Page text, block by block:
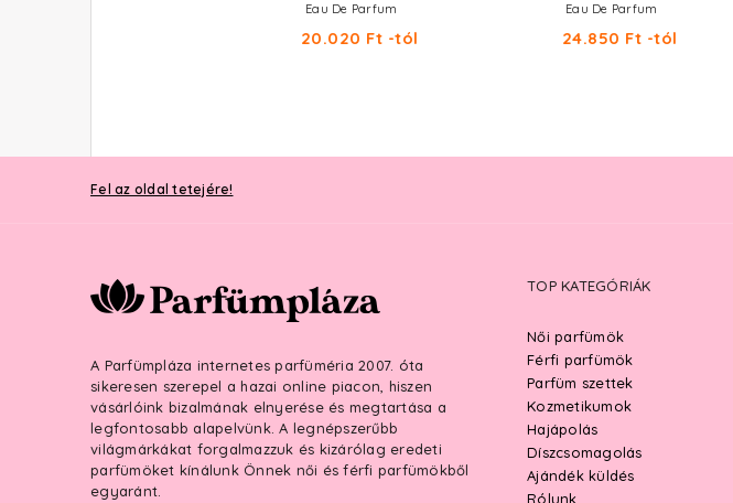
Eau De Parfum
20.020 Ft -tól
Eau De Parfum
24.850 Ft -tól
Fel az oldal tetejére!
A Parfümpláza internetes parfüméria 2007. óta
sikeresen szerepel a hazai online piacon, hiszen
vásárlóink bizalmának elnyerése és megtartása a
legfontosabb alapelvünk. A legnépszerűbb
világmárkákat forgalmazzuk és kizárólag eredeti
parfümöket kínálunk Önnek női és férfi parfümökből
egyaránt.
TOP KATEGÓRIÁK
Női parfümök
Férfi parfümök
Parfüm szettek
Kozmetikumok
Hajápolás
Díszcsomagolás
Ajándék küldés
Rólunk